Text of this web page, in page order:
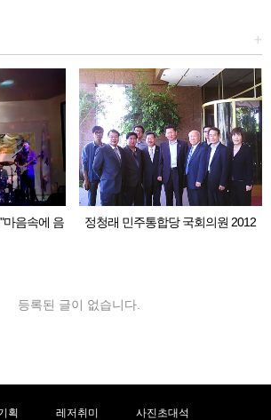
+
마음속에 음
정청래 민주통합당 국회의원 2012
등록된 글이 없습니다.
획 레저취미 사진초대석